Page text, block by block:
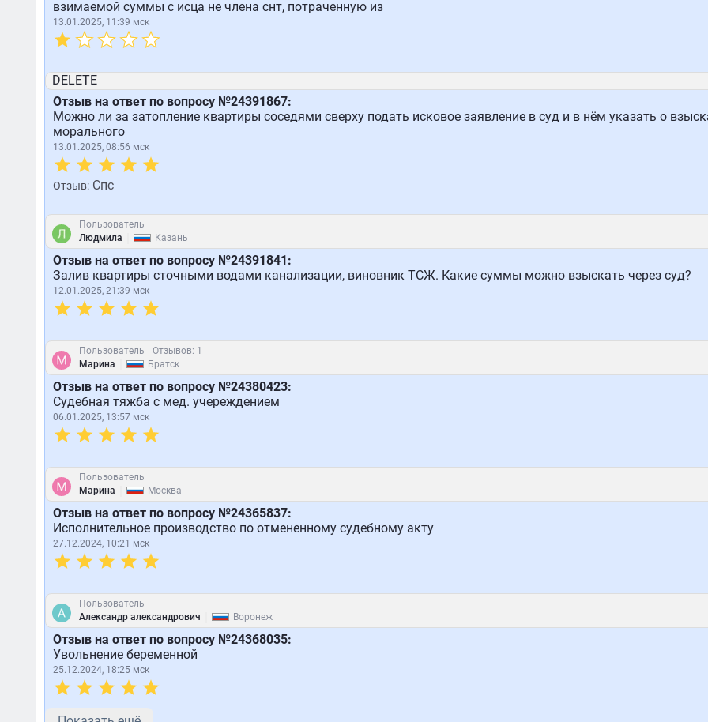
взимаемой суммы с исца не члена снт, потраченную из
13.01.2025, 11:39 мск
DELETE
Отзыв на ответ по вопросу №24391867:
Можно ли за затопление квартиры соседями сверху подать исковое заявление в суд и в нём указать о
морального
13.01.2025, 08:56 мск
Отзыв:Спс
Пользователь
Людмила
Казань
Отзыв на ответ по вопросу №24391841:
Залив квартиры сточными водами канализации, виновник ТСЖ. Какие суммы можно взыскать через суд?
12.01.2025, 21:39 мск
Пользователь
Отзывов: 1
Марина
Братск
Отзыв на ответ по вопросу №24380423:
Судебная тяжба с мед. учереждением
06.01.2025, 13:57 мск
Пользователь
Марина
Москва
Отзыв на ответ по вопросу №24365837:
Исполнительное производство по отмененному судебному акту
27.12.2024, 10:21 мск
Пользователь
Александр александрович
Воронеж
Отзыв на ответ по вопросу №24368035:
Увольнение беременной
25.12.2024, 18:25 мск